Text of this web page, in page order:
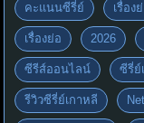
คะแนนซีรี่ย์ เรื่อง
เรื่องย่อ 2026
ซีรีส์ออนไลน์ ซีรี่ย์
รีวิวซีรี่ย์เกาหลี